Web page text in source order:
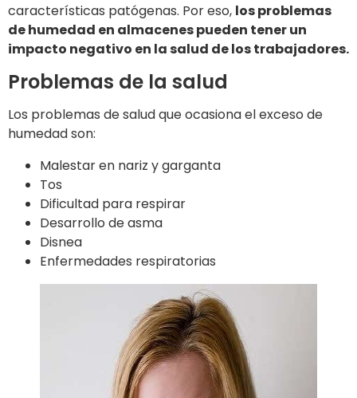
características patógenas. Por eso, los problemas
de humedad en almacenes pueden tener un
impacto negativo en la salud de los trabajadores.
Problemas de la salud
Los problemas de salud que ocasiona el exceso de
humedad son:
Malestar en nariz y garganta
Tos
Dificultad para respirar
Desarrollo de asma
Disnea
Enfermedades respiratorias